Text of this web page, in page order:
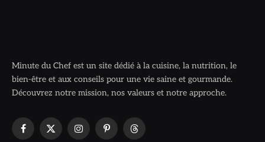
Minute du Chef est un site dédié à la cuisine, la nutrition, le
bien-être et aux conseils pour une vie saine et gourmande.
Découvrez notre mission, nos valeurs et notre approche.
Facebook
X
InstagramPinterestThreads